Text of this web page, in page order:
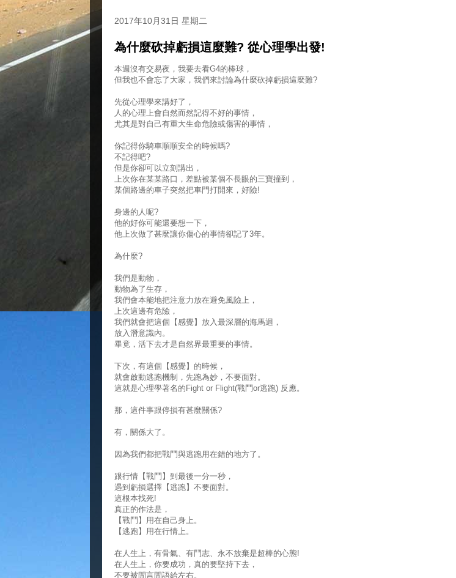
2017年10月31日 星期二
為什麼砍掉虧損這麼難? 從心理學出發!
本週沒有交易夜，我要去看G4的棒球，
但我也不會忘了大家，我們來討論為什麼砍掉虧損這麼難?
先從心理學來講好了，
人的心理上會自然而然記得不好的事情，
尤其是對自己有重大生命危險或傷害的事情，
你記得你騎車順順安全的時候嗎?
不記得吧?
但是你卻可以立刻講出，
上次你在某某路口，差點被某個不長眼的三寶撞到，
某個路邊的車子突然把車門打開來，好險!
身邊的人呢?
他的好你可能還要想一下，
他上次做了甚麼讓你傷心的事情卻記了3年。
為什麼?
我們是動物，
動物為了生存，
我們會本能地把注意力放在避免風險上，
上次這邊有危險，
我們就會把這個【感覺】放入最深層的海馬迴，
放入潛意識內。
畢竟，活下去才是自然界最重要的事情。
下次，有這個【感覺】的時候，
就會啟動逃跑機制，先跑為妙，不要面對。
這就是心理學著名的Fight or Flight(戰鬥or逃跑) 反應。
那，這件事跟停損有甚麼關係?
有，關係大了。
因為我們都把戰鬥與逃跑用在錯的地方了。
跟行情【戰鬥】到最後一分一秒，
遇到虧損選擇【逃跑】不要面對。
這根本找死!
真正的作法是，
【戰鬥】用在自己身上。
【逃跑】用在行情上。
在人生上，有骨氣、有鬥志、永不放棄是超棒的心態!
在人生上，你要成功，真的要堅持下去，
不要被閒言閒語給左右。